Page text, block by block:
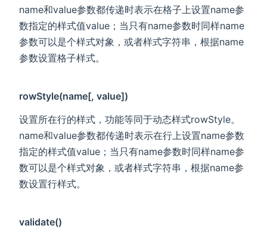
name和value参数都传递时表示在格子上设置name参
数指定的样式值value；当只有name参数时同样name
参数可以是个样式对象，或者样式字符串，根据name
参数设置格子样式。
rowStyle(name[, value])
设置所在行的样式，功能等同于动态样式rowStyle。
name和value参数都传递时表示在行上设置name参数
指定的样式值value；当只有name参数时同样name参
数可以是个样式对象，或者样式字符串，根据name参
数设置行样式。
validate()